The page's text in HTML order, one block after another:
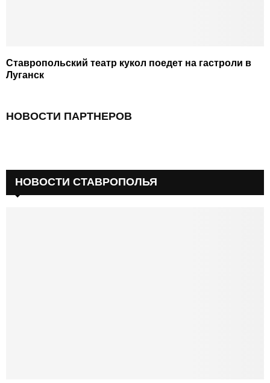
Ставропольский театр кукол поедет на гастроли в
Луганск
НОВОСТИ ПАРТНЕРОВ
НОВОСТИ СТАВРОПОЛЬЯ